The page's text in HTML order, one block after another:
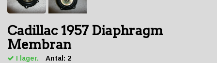
Cadillac 1957 Diaphragm
Membran
I lager. Antal: 2